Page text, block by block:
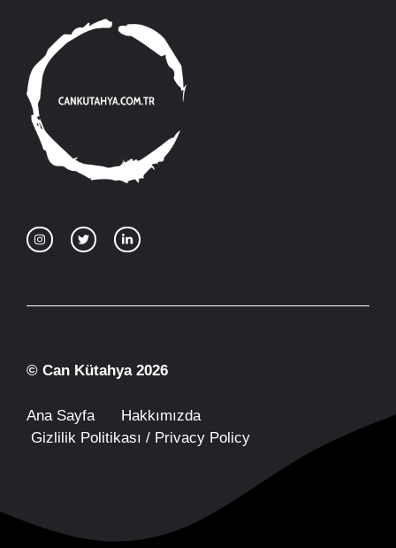
© Can Kütahya 2026
Ana Sayfa
Hakkımızda
Gizlilik Politikası / Privacy Policy